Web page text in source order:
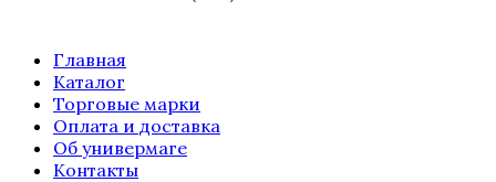
Главная
Каталог
Торговые марки
Оплата и доставка
Об универмаге
Контакты